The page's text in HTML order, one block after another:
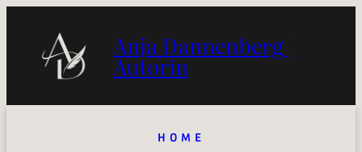
Anja Dannenberg |
Autorin
HOME